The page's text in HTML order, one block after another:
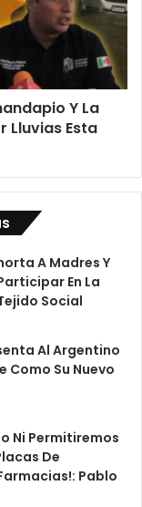
Y La
Lluvias Esta
A Madres Y
En La
Social
Al Argentino
Como Su Nuevo
Ni Permitiremos
De
Pablo